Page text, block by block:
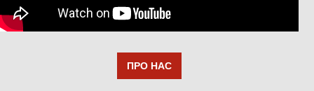
ПРО НАС